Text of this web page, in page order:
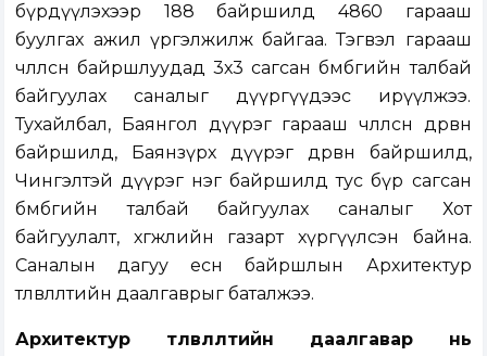
бүрдүүлэхээр 188 байршилд 4860 гарааш
буулгах ажил үргэлжилж байгаа. Тэгвэл гарааш
чөлөөлсөн байршлуудад 3х3 сагсан бөмбөгийн талбай
байгуулах саналыг дүүргүүдээс ирүүлжээ.
Тухайлбал, Баянгол дүүрэг гарааш чөлөөлсөн дөрвөн
байршилд, Баянзүрх дүүрэг дөрвөн байршилд,
Чингэлтэй дүүрэг нэг байршилд тус бүр сагсан
бөмбөгийн талбай байгуулах саналыг Хот
байгуулалт, хөгжлийн газарт хүргүүлсэн байна.
Саналын дагуу есөн байршлын Архитектур
төлөвлөлтийн даалгаврыг баталжээ.
Архитектур төлөвлөлтийн даалгавар нь